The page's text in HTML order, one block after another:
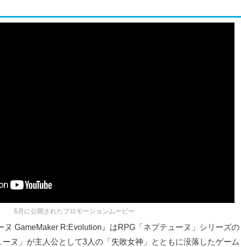
6月に公開されたプロモーションムービー
ヌ GameMaker R:Evolution』はRPG「ネプテューヌ」シリーズの
ヌ」が主人公として3人の「失敗女神」とともに没落したゲーム